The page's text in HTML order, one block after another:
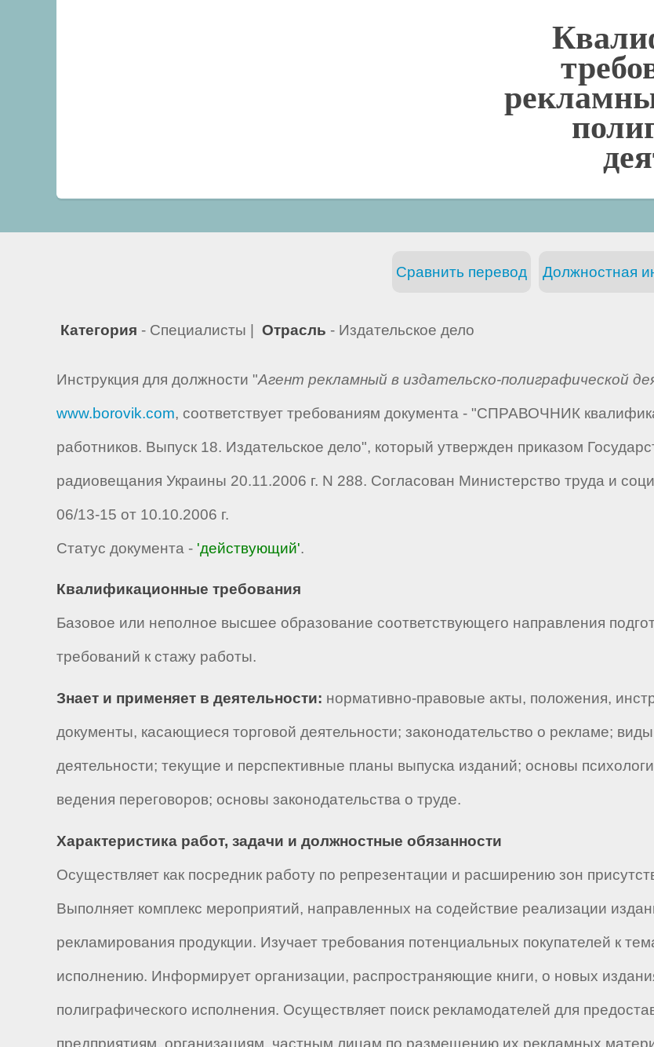
Должностная
Сравнить перевод
Категория - Специалисты | Отрасль - Издательское дело
Инструкция для должности "Агент рекламный в издательско-полиграфической
www.borovik.com, соответствует требованиям документа - "СПРАВОЧНИК
работников. Выпуск 18. Издательское дело", который утвержден приказом
радиовещания Украины 20.11.2006 г. N 288. Согласован Министерство труда и
06/13-15 от 10.10.2006 г.
Статус документа - 'действующий'.
Квалификационные требования
Базовое или неполное высшее образование соответствующего направления
требований к стажу работы.
Знает и применяет в деятельности: нормативно-правовые акты, положения,
документы, касающиеся торговой деятельности; законодательство о рекламе;
деятельности; текущие и перспективные планы выпуска изданий; основы
ведения переговоров; основы законодательства о труде.
Характеристика работ, задачи и должностные обязанности
Осуществляет как посредник работу по репрезентации и расширению зон
Выполняет комплекс мероприятий, направленных на содействие реализации
рекламирования продукции. Изучает требования потенциальных покупателей к
исполнению. Информирует организации, распространяющие книги, о новых
полиграфического исполнения. Осуществляет поиск рекламодателей для
предприятиям, организациям, частным лицам по размещению их рекламных